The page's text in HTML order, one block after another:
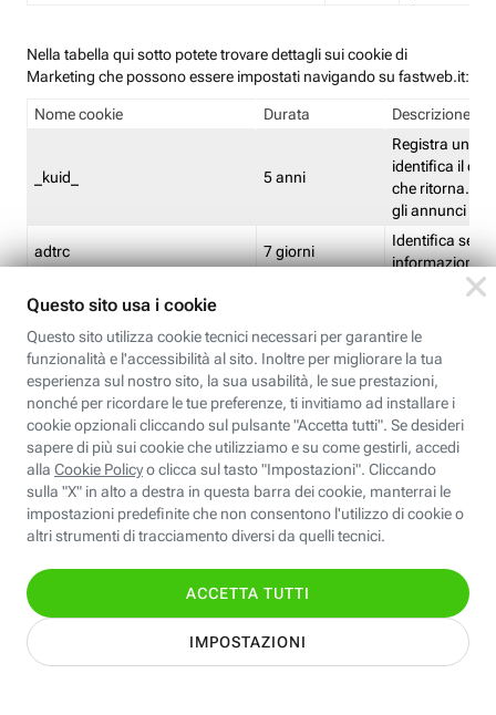
Nella tabella qui sotto potete trovare dettagli sui cookie di
Marketing che possono essere impostati navigando su fastweb.it:
Nome cookie Durata Descrizione
_kuid_ 5 anni
Registra un ID
identifica il
che ritorna.
gli annunci
adtrc 7 giorni
Identifica se
informazioni
CFFC<TagID>
Limite di
CM 1 giorno
Identifica se
ricontrollare
corrispondenti
(impostata da
CM14 14 giorni
Identifica se
ricontrollare
corrispondenti
(impostata da
pagine
EBFC<BannerID> 7 giorni
Identifica la
banner
Identifica la